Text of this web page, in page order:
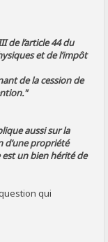
de l’article 44 du
et de l’impôt
de la cession de
aussi sur la
d’une propriété
est un bien hérité de
qui